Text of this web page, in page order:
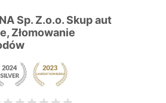
Sp. Z.o.o. Skup aut
Złomowanie